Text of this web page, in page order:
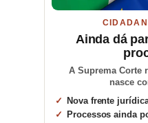
Ainda dá
A Suprema Corte
nasce
Nova frente
Processos ainda